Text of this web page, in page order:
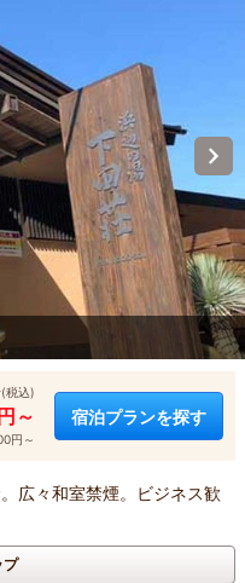
税込)
～
円～
宿泊プランを探す
広々和室禁煙。ビジネス歓
プ